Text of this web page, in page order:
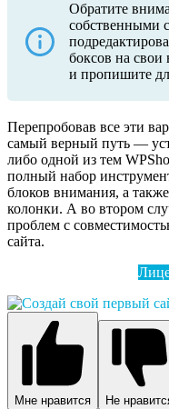
Обратите
собственными
боксов на
и пропишите
Перепробовав все эти
самый верный путь —
либо одной из тем
полный набор
блоков внимания, а
колонки. А во втором
проблем с
сайта.
Мне нравится Не